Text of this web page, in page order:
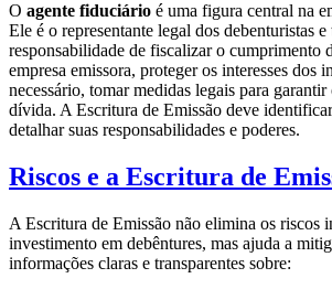
O agente fiduciário é uma figura central na
Ele é o representante legal dos debenturistas e
responsabilidade de fiscalizar o cumprimento
empresa emissora, proteger os interesses dos
necessário, tomar medidas legais para garantir
dívida. A Escritura de Emissão deve
detalhar suas responsabilidades e poderes.
Riscos e a Escritura de
A Escritura de Emissão não elimina os riscos
investimento em debêntures, mas ajuda a
informações claras e transparentes sobre: